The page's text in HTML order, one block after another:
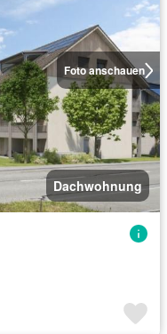
Foto anschauen
Dachwohnung